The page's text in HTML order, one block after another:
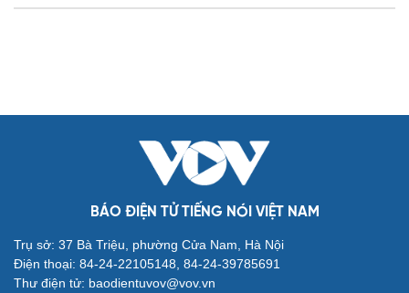
Ăn sạch sống khỏe
Nghệ sĩ
Thời trang
BÁO ĐIỆN TỬ TIẾNG NÓI VIỆT NAM
Trụ sở: 37 Bà Triệu, phường Cửa Nam, Hà Nội
Điện thoại: 84-24-22105148, 84-24-39785691
Thư điện tử: baodientuvov@vov.vn